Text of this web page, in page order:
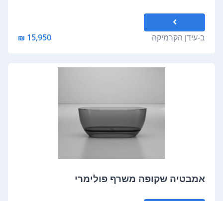
ב-עידן הקרמיקה 15,950 ₪
אמבטיה שקופה משרף פולימרי